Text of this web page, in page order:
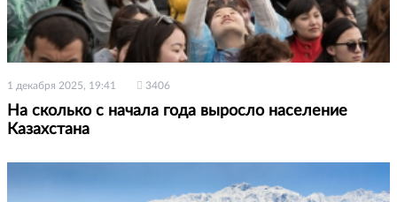
1 декабря 2025, 19:41 3406
На сколько с начала года выросло население
Казахстана